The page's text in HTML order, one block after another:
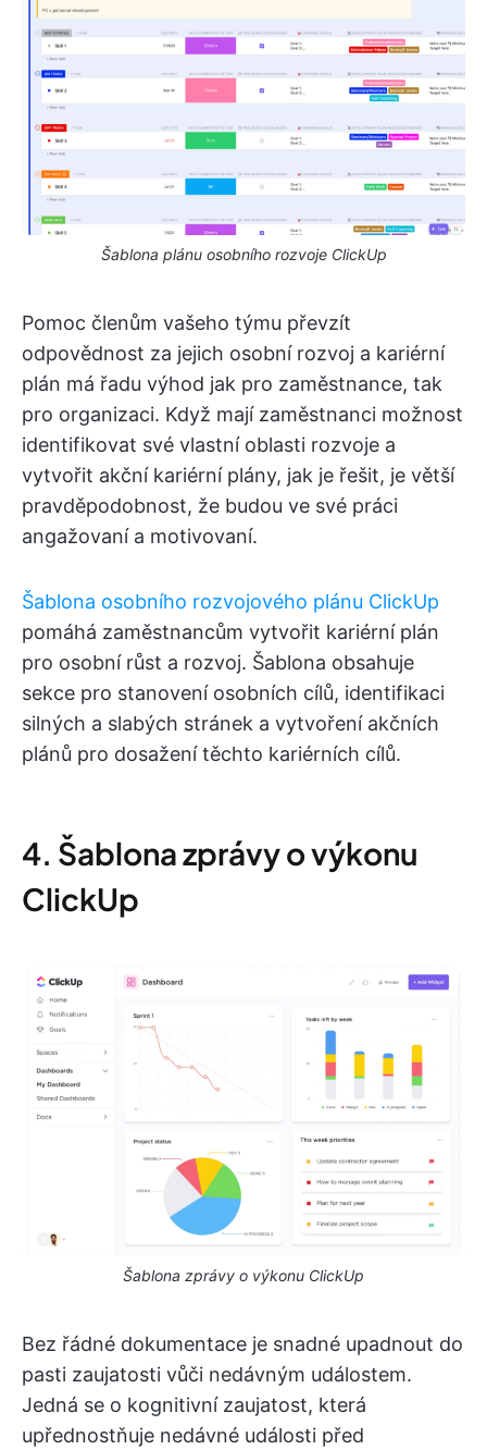
Šablona plánu osobního rozvoje ClickUp
Pomoc členům vašeho týmu převzít
odpovědnost za jejich osobní rozvoj a kariérní
plán má řadu výhod jak pro zaměstnance, tak
pro organizaci. Když mají zaměstnanci možnost
identifikovat své vlastní oblasti rozvoje a
vytvořit akční kariérní plány, jak je řešit, je větší
pravděpodobnost, že budou ve své práci
angažovaní a motivovaní.
Šablona osobního rozvojového plánu ClickUp
pomáhá zaměstnancům vytvořit kariérní plán
pro osobní růst a rozvoj. Šablona obsahuje
sekce pro stanovení osobních cílů, identifikaci
silných a slabých stránek a vytvoření akčních
plánů pro dosažení těchto kariérních cílů.
4. Šablona zprávy o výkonu
ClickUp
Šablona zprávy o výkonu ClickUp
Bez řádné dokumentace je snadné upadnout do
pasti zaujatosti vůči nedávným událostem.
Jedná se o kognitivní zaujatost, která
upřednostňuje nedávné události před